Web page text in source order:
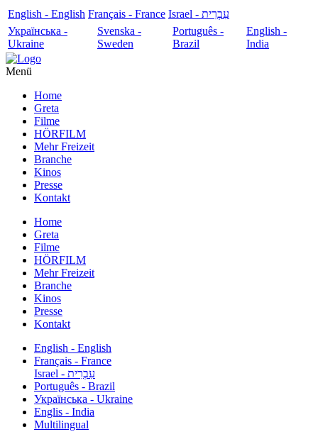
English - English Français - France
עִבְרִית - Israel
Українська -
Ukraine
Svenska -
Sweden
Português -
Brazil
English -
India
Menü
Home
Greta
Filme
HÖRFILM
Mehr Freizeit
Branche
Kinos
Presse
Kontakt
Home
Greta
Filme
HÖRFILM
Mehr Freizeit
Branche
Kinos
Presse
Kontakt
English - English
Français - France
עִבְרִית - Israel
Português - Brazil
Українська - Ukraine
Englis - India
Multilingual